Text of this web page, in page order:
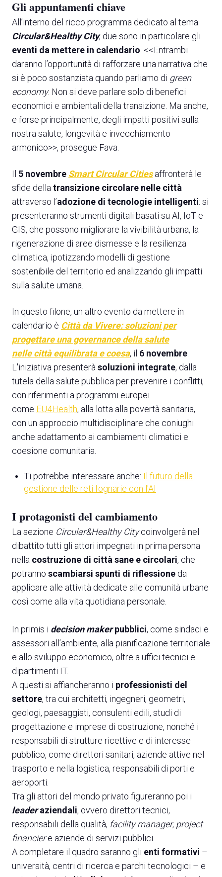
Gli appuntamenti chiave
All’interno del ricco programma dedicato al tema
Circular&Healthy City, due sono in particolare gli
eventi da mettere in calendario . <<Entrambi
daranno l’opportunità di rafforzare una narrativa che
si è poco sostanziata quando parliamo di green
economy. Non si deve parlare solo di benefici
economici e ambientali della transizione. Ma anche,
e forse principalmente, degli impatti positivi sulla
nostra salute, longevità e invecchiamento
armonico>>, prosegue Fava.
Il 5 novembre Smart Circular Cities affronterà le
sfide della transizione circolare nelle città
attraverso l’adozione di tecnologie intelligenti: si
presenteranno strumenti digitali basati su AI, IoT e
GIS, che possono migliorare la vivibilità urbana, la
rigenerazione di aree dismesse e la resilienza
climatica, ipotizzando modelli di gestione
sostenibile del territorio ed analizzando gli impatti
sulla salute umana.
In questo filone, un altro evento da mettere in
calendario è Città da Vivere: soluzioni per
progettare una governance della salute
nelle città equilibrata e coesa, il 6 novembre
L'iniziativa presenterà soluzioni integrate, dalla
tutela della salute pubblica per prevenire i conflitti,
con riferimenti a programmi europei
come EU4Health, alla lotta alla povertà sanitaria,
con un approccio multidisciplinare che coniughi
anche adattamento ai cambiamenti climatici e
coesione comunitaria.
Ti potrebbe interessare anche: Il futuro della
gestione delle reti fognarie con l'AI
I protagonisti del cambiamento
La sezione Circular&Healthy Citycoinvolgerà nel
dibattito tutti gli attori impegnati in prima persona
nella costruzione di città sane e circolari, che
potranno scambiarsi spunti di riflessione da
applicare alle attività dedicate alle comunità urbane
così come alla vita quotidiana personale.
In primis i decision makerpubblici, come sindaci e
assessori all’ambiente, alla pianificazione territoriale
e allo sviluppo economico, oltre a uffici tecnici e
dipartimenti IT.
A questi si affiancheranno i professionisti del
settore, tra cui architetti, ingegneri, geometri,
geologi, paesaggisti, consulenti edili, studi di
progettazione e imprese di costruzione, nonché i
responsabili di strutture ricettive e di interesse
pubblico, come direttori sanitari, aziende attive nel
trasporto e nella logistica, responsabili di porti e
aeroporti.
Tra gli attori del mondo privato figureranno poi i
leaderaziendali, ovvero direttori tecnici,
responsabili della qualità, facility manager, project
financiere aziende di servizi pubblici.
A completare il quadro saranno gli enti formativi –
università, centri di ricerca e parchi tecnologici – e